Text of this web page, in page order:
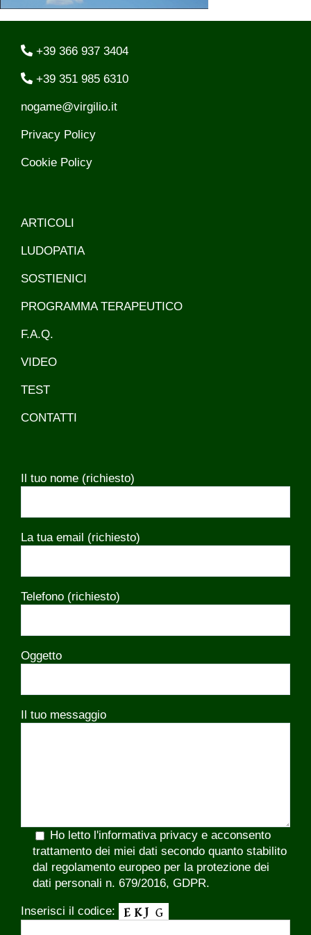
+39 366 937 3404
+39 351 985 6310
nogame@virgilio.it
Privacy Policy
Cookie Policy
ARTICOLI
LUDOPATIA
SOSTIENICI
PROGRAMMA TERAPEUTICO
F.A.Q.
VIDEO
TEST
CONTATTI
Il tuo nome (richiesto)
La tua email (richiesto)
Telefono (richiesto)
Oggetto
Il tuo messaggio
Ho letto l'informativa privacy e acconsento
trattamento dei miei dati secondo quanto stabilito
dal regolamento europeo per la protezione dei
dati personali n. 679/2016, GDPR.
Inserisci il codice: